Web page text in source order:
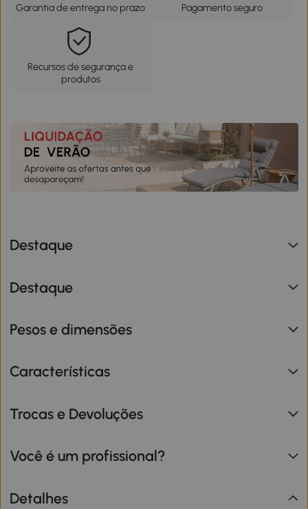
Garantia de entrega no prazo Pagamento seguro
Recursos de segurança e
produtos
Destaque
Destaque
Pesos e dimensões
Características
Trocas e Devoluções
Você é um profissional?
Detalhes